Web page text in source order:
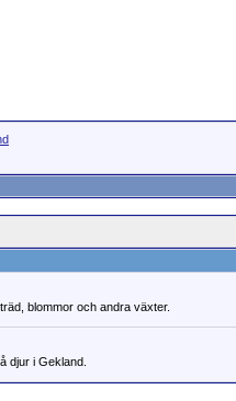
blommor och andra växter.
djur i Gekland.